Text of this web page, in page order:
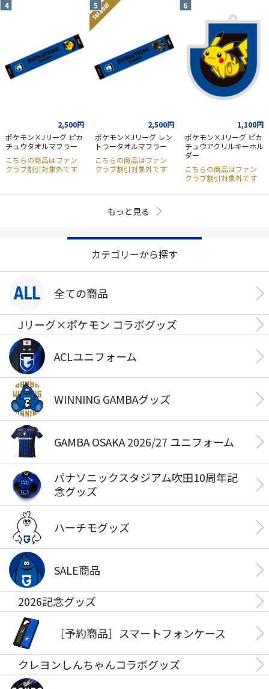
2,500円
ポケモン×Jリーグ ピカ
チュウタオルマフラー
こちらの商品はファン
クラブ割引対象外です
SOLD OUT
2,500円
ポケモン×Jリーグ レン
トラータオルマフラー
こちらの商品はファン
クラブ割引対象外です
1,100円
ポケモン×Jリーグ ピカ
チュウアクリルキーホル
ダー
こちらの商品はファン
クラブ割引対象外です
もっと見る
カテゴリーから探す
全ての商品
Jリーグ×ポケモン コラボグッズ
ACLユニフォーム
WINNING GAMBAグッズ
GAMBA OSAKA 2026/27 ユニフォーム
パナソニックスタジアム吹田10周年記
念グッズ
ハーチモグッズ
SALE商品
2026記念グッズ
［予約商品］スマートフォンケース
クレヨンしんちゃんコラボグッズ